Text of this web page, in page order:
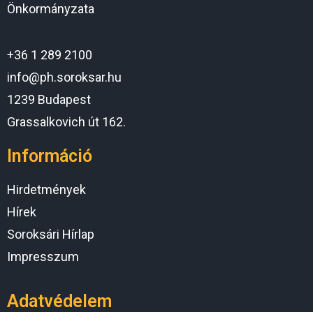
Önkormányzata
+36 1 289 2100
info@ph.soroksar.hu
1239 Budapest
Grassalkovich út 162.
Információ
Hirdetmények
Hírek
Soroksári Hírlap
Impresszum
Adatvédelem